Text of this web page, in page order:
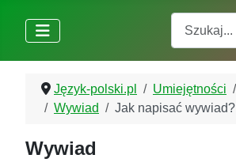
Język-polski.pl Umiejętności
Wywiad
Jak napisać wywiad?
Wywiad